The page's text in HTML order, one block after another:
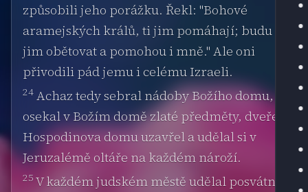
způsobili jeho porážku. Řekl: "Bohové
aramejských králů, ti jim pomáhají; budu
jim obětovat a pomohou i mně." Ale oni
přivodili pád jemu i celému Izraeli.
24 Achaz tedy sebral nádoby Božího domu,
osekal v Božím domě zlaté předměty, dveře
Hospodinova domu uzavřel a udělal si v
Jeruzalémě oltáře na každém nároží.
25 V každém judském městě udělal posvátná